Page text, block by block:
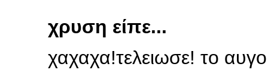
χρυση είπε...
χαχαχα!τελειωσε! το αυγο